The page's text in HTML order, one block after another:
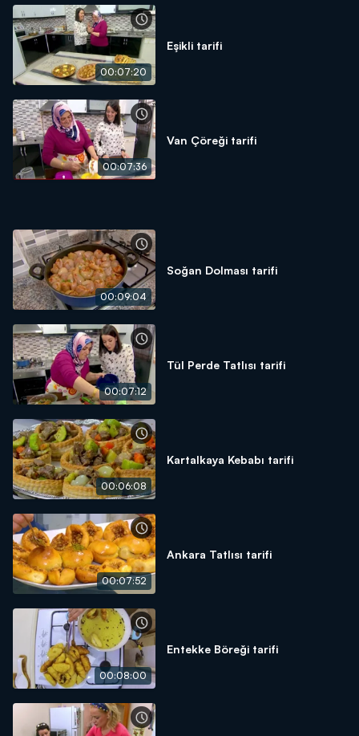
00:07:20
Eşikli tarifi
00:07:36
Van Çöreği tarifi
00:09:04
Soğan Dolması tarifi
00:07:12
Tül Perde Tatlısı tarifi
00:06:08
Kartalkaya Kebabı tarifi
00:07:52
Ankara Tatlısı tarifi
00:08:00
Entekke Böreği tarifi